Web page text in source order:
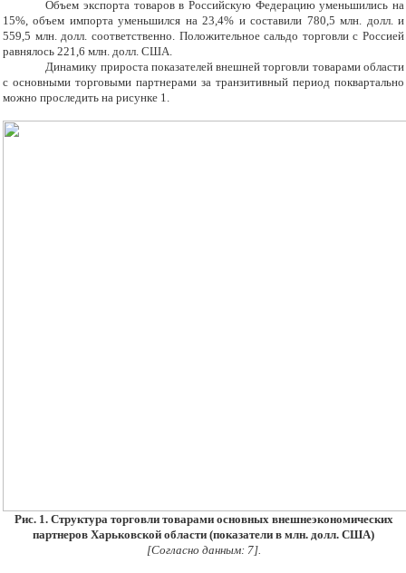
Объем экспорта товаров в Российскую Федерацию уменьшились на
15%, объем импорта уменьшился на 23,4% и составили 780,5 млн. долл. и
559,5 млн. долл. соответственно. Положительное сальдо торговли с Россией
равнялось 221,6 млн. долл. США.
Динамику прироста показателей внешней торговли товарами области
с основными торговыми партнерами за транзитивный период поквартально
можно проследить на рисунке 1.
Рис. 1. Структура торговли товарами основных внешнеэкономических
партнеров Харьковской области (показатели в млн. долл. США)
[Согласно данным: 7].